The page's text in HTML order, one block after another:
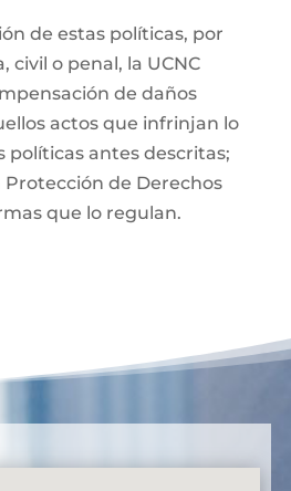
de estas políticas, por
civil o penal, la UCNC
de daños
actos que infrinjan lo
políticas antes descritas;
de Derechos
que lo regulan.